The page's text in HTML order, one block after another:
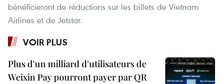
bénéficieront de réductions sur les billets de Vietnam
Airlines et de Jetstar.
VOIR PLUS
Plus d'un milliard d'utilisateurs de
Weixin Pay pourront payer par QR